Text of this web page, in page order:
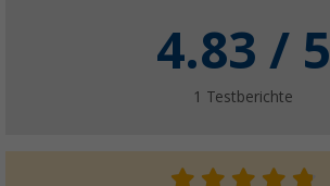
4.83 / 5
1 Testberichte